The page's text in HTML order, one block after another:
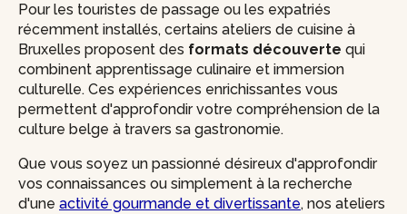
Pour les touristes de passage ou les expatriés
récemment installés, certains ateliers de cuisine à
Bruxelles proposent des formats découverte qui
combinent apprentissage culinaire et immersion
culturelle. Ces expériences enrichissantes vous
permettent d'approfondir votre compréhension de la
culture belge à travers sa gastronomie.
Que vous soyez un passionné désireux d'approfondir
vos connaissances ou simplement à la recherche
d'une activité gourmande et divertissante, nos ateliers